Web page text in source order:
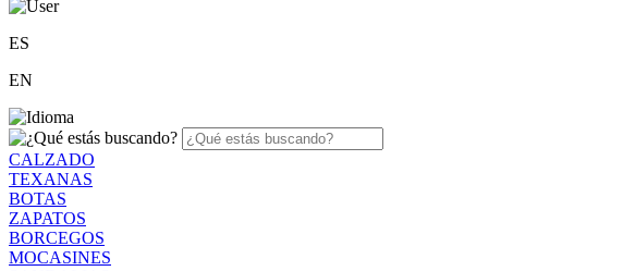
ES
EN
CALZADO
TEXANAS
BOTAS
ZAPATOS
BORCEGOS
MOCASINES